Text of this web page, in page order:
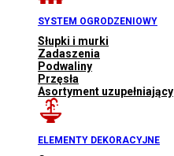
SYSTEM OGRODZENIOWY
Słupki i murki
Zadaszenia
Podwaliny
Przęsła
Asortyment uzupełniający
ELEMENTY DEKORACYJNE